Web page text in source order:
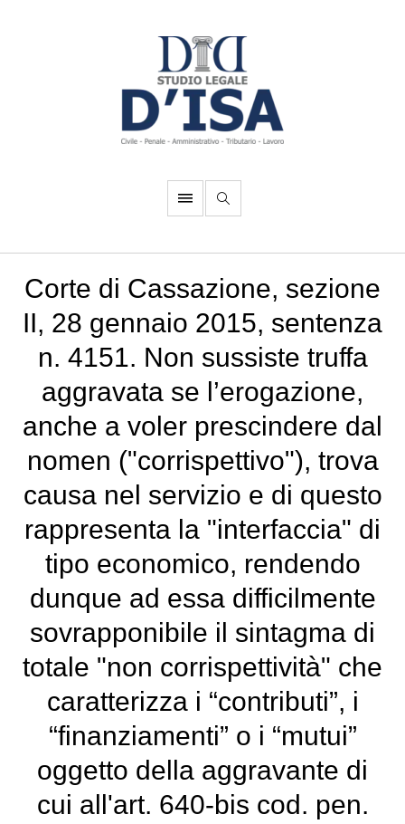
Corte di Cassazione, sezione
II, 28 gennaio 2015, sentenza
n. 4151. Non sussiste truffa
aggravata se l’erogazione,
anche a voler prescindere dal
nomen ("corrispettivo"), trova
causa nel servizio e di questo
rappresenta la "interfaccia" di
tipo economico, rendendo
dunque ad essa difficilmente
sovrapponibile il sintagma di
totale "non corrispettività" che
caratterizza i “contributi”, i
“finanziamenti” o i “mutui”
oggetto della aggravante di
cui all'art. 640-bis cod. pen.